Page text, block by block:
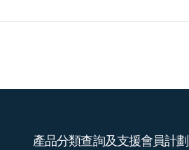
產品分類查詢及支援會員計劃